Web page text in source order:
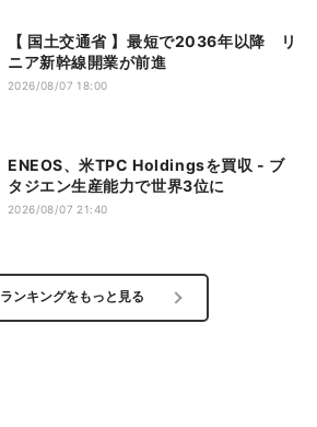
【 国土交通省 】最短で2036年以降 リ
ニア新幹線開業が前進
2026/08/07 18:00
ENEOS、米TPC Holdingsを買収 - ブ
タジエン生産能力で世界3位に
2026/08/07 21:40
ランキングをもっと見る